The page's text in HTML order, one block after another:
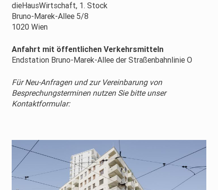
dieHausWirtschaft, 1. Stock
Bruno-Marek-Allee 5/8
1020 Wien
Anfahrt mit öffentlichen Verkehrsmitteln
Endstation Bruno-Marek-Allee der Straßenbahnlinie O
Für Neu-Anfragen und zur Vereinbarung von
Besprechungsterminen nutzen Sie bitte unser
Kontaktformular: